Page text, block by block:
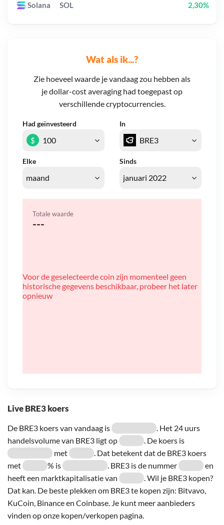
Live BRE3 koers
De BRE3 koers van vandaag is
. Het 24 uurs
handelsvolume van BRE3 ligt op
. De koers is
met
. Dat betekent dat de BRE3 koers
met
% is . BRE3 is de nummer
en
heeft een marktkapitalisatie van
. Wil je BRE3 kopen?
Dat kan. De beste plekken om BRE3 te kopen zijn: Bitvavo,
KuCoin, Binance en Coinbase. Je kunt meer aanbieders
vinden op onze kopen/verkopen pagina.
Wat als ik...?
Zie hoeveel waarde je vandaag zou hebben als
je dollar-cost averaging had toegepast op
verschillende cryptocurrencies.
Had geïnvesteerd In
Elke Sinds
$
Totale waarde
---
Voor de geselecteerde coin zijn momenteel geen
historische gegevens beschikbaar, probeer het later
opnieuw
Solana SOL 2,30%